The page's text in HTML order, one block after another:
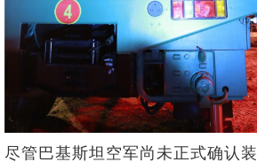
尽管巴基斯坦空军尚未正式确认